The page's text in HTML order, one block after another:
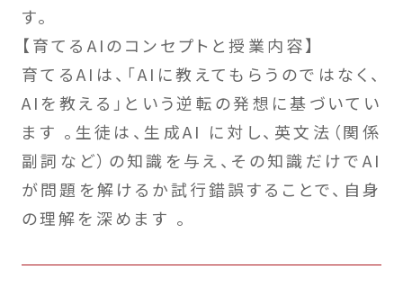
す。
【育てるAIのコンセプトと授業内容】
育てるAIは、「AIに教えてもらうのではなく、
AIを教える」という逆転の発想に基づいてい
ます 。生徒は、生成AI に対し、英文法（関係
副詞など）の知識を与え、その知識だけでAI
が問題を解けるか試行錯誤することで、自身
の理解を深めます 。